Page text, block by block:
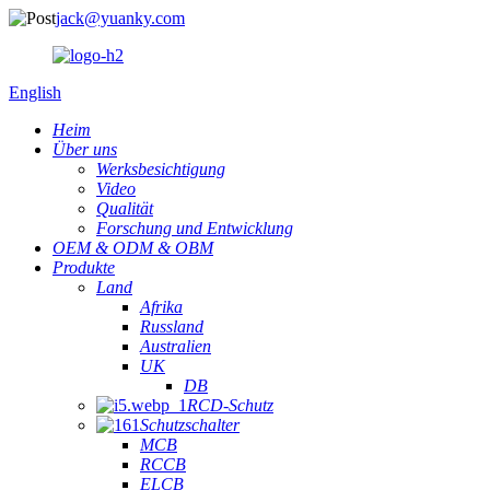
jack@yuanky.com
English
Heim
Über uns
Werksbesichtigung
Video
Qualität
Forschung und Entwicklung
OEM & ODM & OBM
Produkte
Land
Afrika
Russland
Australien
UK
DB
RCD-Schutz
Schutzschalter
MCB
RCCB
ELCB